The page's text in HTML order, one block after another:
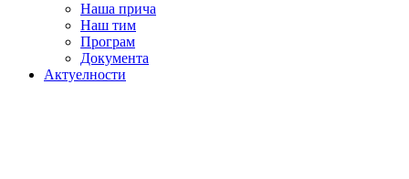
Наша прича
Наш тим
Програм
Документа
Актуелности